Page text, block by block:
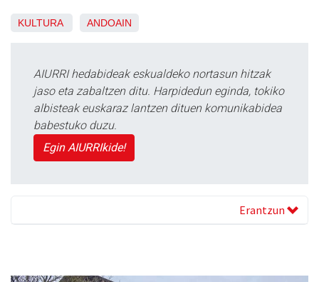
KULTURA ANDOAIN
AIURRI hedabideak eskualdeko nortasun hitzak
jaso eta zabaltzen ditu. Harpidedun eginda, tokiko
albisteak euskaraz lantzen dituen komunikabidea
babestuko duzu.
Egin AIURRIkide!
Erantzun